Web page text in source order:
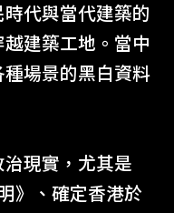
代與當代建築的
建築工地。當中
場景的黑白資料
現實，尤其是
》、確定香港於